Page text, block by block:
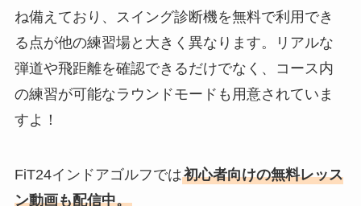
ね備えており、スイング診断機を無料で利用でき
る点が他の練習場と大きく異なります。リアルな
弾道や飛距離を確認できるだけでなく、コース内
の練習が可能なラウンドモードも用意されていま
すよ！
FiT24インドアゴルフでは初心者向けの無料レッス
ン動画も配信中。